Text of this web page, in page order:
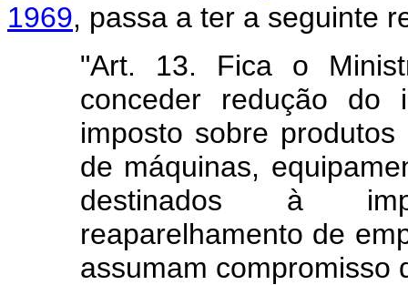
1969, passa a ter a seguinte
"Art. 13. Fica o
conceder redução do
imposto sobre
de máquinas,
destinados à
reaparelhamento de
assumam compromisso